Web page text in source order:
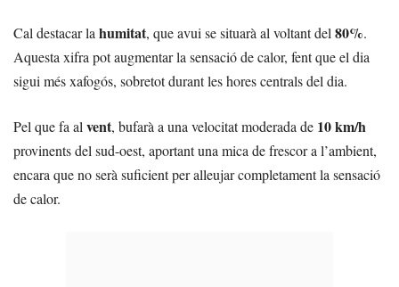
Cal destacar lahumitat, que avui se situarà al voltant del80%.
Aquesta xifra pot augmentar la sensació de calor, fent que el dia
sigui més xafogós, sobretot durant les hores centrals del dia.
Pel que fa alvent, bufarà a una velocitat moderada de 10 km/h
provinents del sud-oest, aportant una mica de frescor a l’ambient,
encara que no serà suficient per alleujar completament la sensació
de calor.